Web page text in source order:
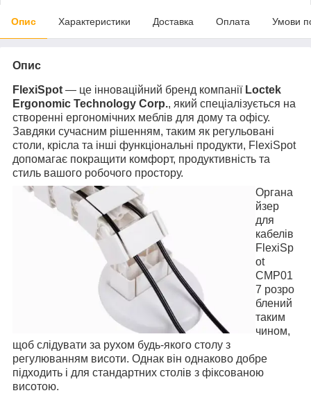
Опис Характеристики Доставка Оплата Умови
Опис
FlexiSpot — це інноваційний бренд компанії Loctek
Ergonomic Technology Corp., який спеціалізується на
створенні ергономічних меблів для дому та офісу.
Завдяки сучасним рішенням, таким як регульовані
столи, крісла та інші функціональні продукти, FlexiSpot
допомагає покращити комфорт, продуктивність та
стиль вашого робочого простору.
Органа
йзер
для
кабелів
FlexiSp
ot
CMP01
7 розро
блений
таким
чином,
щоб слідувати за рухом будь-якого столу з
регулюванням висоти. Однак він однаково добре
підходить і для стандартних столів з фіксованою
висотою.